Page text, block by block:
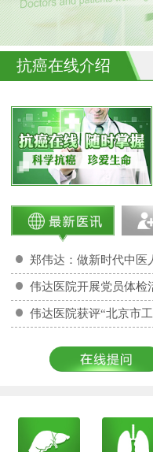
抗癌在线介绍
郑伟达：做新时代中医
伟达医院开展党员体检
伟达医院获评“北京市